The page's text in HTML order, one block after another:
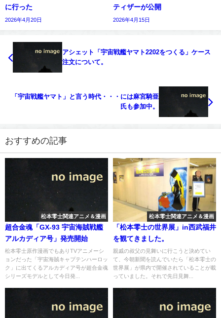
に行った
2026年4月20日
ティザーが公開
2026年4月15日
アシェット「宇宙戦艦ヤマト2202をつくる」ケース
注文について。
「宇宙戦艦ヤマト」と言う時代・・・には麻宮騎亜
氏も参加中。
おすすめの記事
松本零士関連アニメ＆漫画
超合金魂「GX-93 宇宙海賊戦艦
アルカディア号」発売開始
松本零士原作漫画でもありTVアニメーシ
ョンだった「宇宙海賊キャプテンハーロッ
ク」に出てくるアルカディア号が超合金魂
シリーズモデルとして今日発...
松本零士関連アニメ＆漫画
「松本零士の世界展」in西武福井
を観てきました。
親戚の叔父の見舞いに行こうと決めてい
て、今朝新聞を読んでいたら「松本零士の
世界展」が県内で開催されていることが載
っていました。それで先日見舞...